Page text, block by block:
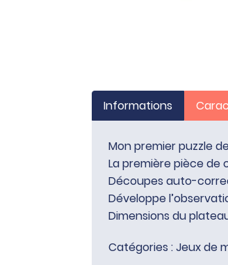
Informations
Mon premier puzzle
La première pièce de
Découpes auto-
Développe
Dimensions du plateau
Catégories :Jeux de